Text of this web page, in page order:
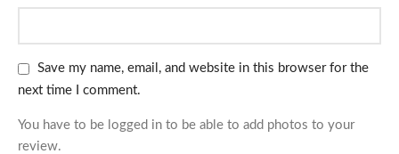
Save my name, email, and website in this browser for the
next time I comment.
You have to be logged in to be able to add photos to your
review.